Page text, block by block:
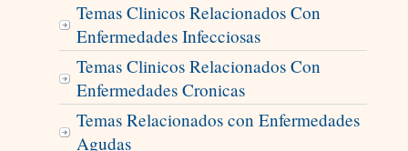
Temas Clinicos Relacionados Con
Enfermedades Infecciosas
Temas Clinicos Relacionados Con
Enfermedades Cronicas
Temas Relacionados con Enfermedades
Agudas